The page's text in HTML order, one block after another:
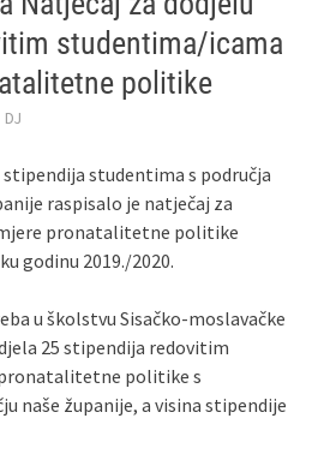
studentima/icama
politike
DJ
studentima s područja
raspisalo je natječaj za
pronatalitetne politike
godinu 2019./2020.
u školstvu Sisačko-moslavačke
25 stipendija redovitim
politike s
naše županije, a visina stipendije